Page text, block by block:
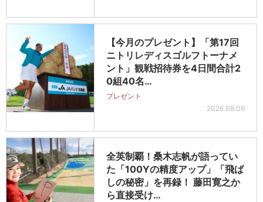
【今月のプレゼント】「第17回
ニトリレディスゴルフトーナメ
ント」観戦招待券を4日間合計2
0組40名…
プレゼント
2026.08.06
全英制覇！桑木志帆が語ってい
た「100Yの精度アップ」「飛ば
しの秘密」を再録！ 藤田寛之か
ら直接受け…